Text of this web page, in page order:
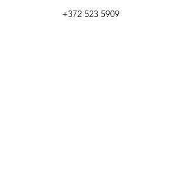
+372 523 5909